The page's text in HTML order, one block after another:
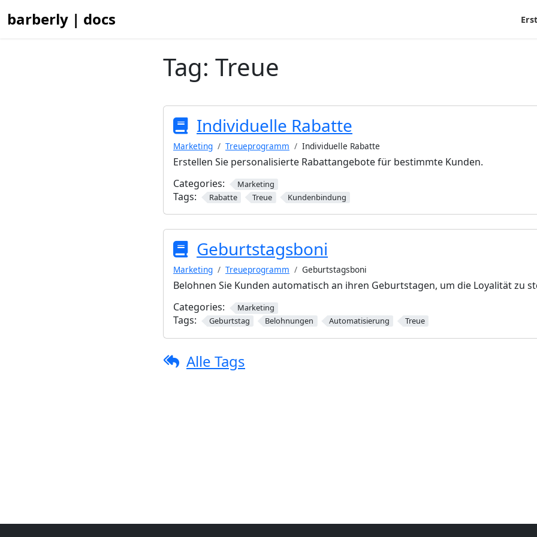
barberly | docs
Tag: Treue
Individuelle Rabatte
Marketing Treueprogramm Individuelle Rabatte
Erstellen Sie personalisierte Rabattangebote für bestimmte Kunden.
Categories:
Marketing
Tags: Rabatte Treue Kundenbindung
Geburtstagsboni
Marketing Treueprogramm Geburtstagsboni
Belohnen Sie Kunden automatisch an ihren Geburtstagen, um die Loyalität zu
Categories:
Marketing
Tags: Geburtstag Belohnungen Automatisierung Treue
Alle Tags